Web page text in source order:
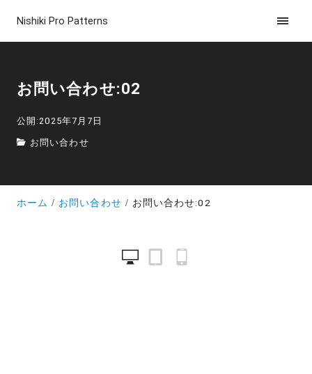
Nishiki Pro Patterns
お問い合わせ:02
公開:2025年7月7日
お問い合わせ
ホーム お問い合わせ お問い合わせ:02